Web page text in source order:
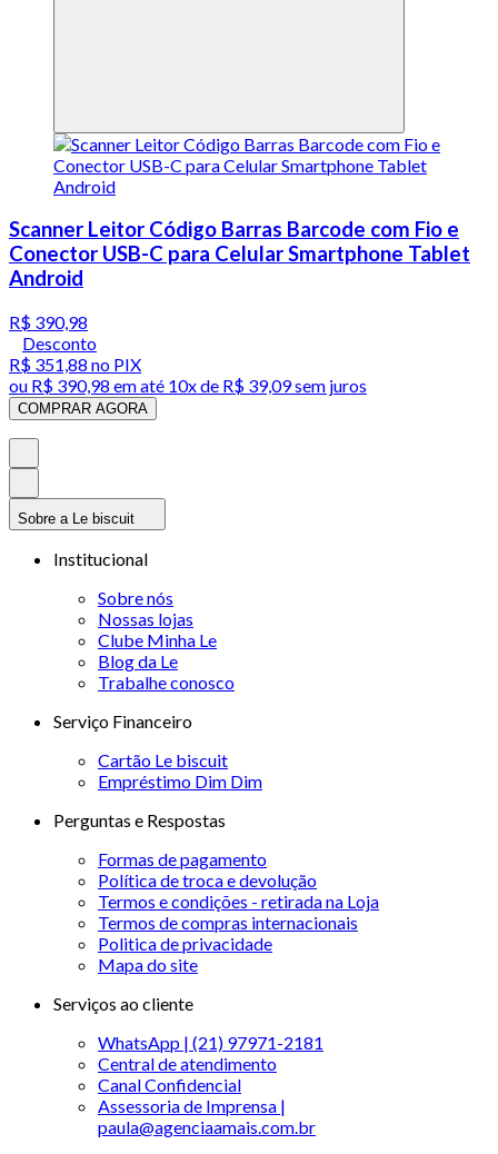
Scanner Leitor Código Barras Barcode com Fio e
Conector USB-C para Celular Smartphone Tablet
Android
R$ 390,98
Desconto
R$ 351,88 no PIX
ou R$ 390,98 em até 10x de R$ 39,09 sem juros
COMPRAR AGORA
Sobre a Le biscuit
Institucional
Sobre nós
Nossas lojas
Clube Minha Le
Blog da Le
Trabalhe conosco
Serviço Financeiro
Cartão Le biscuit
Empréstimo Dim Dim
Perguntas e Respostas
Formas de pagamento
Política de troca e devolução
Termos e condições - retirada na Loja
Termos de compras internacionais
Politica de privacidade
Mapa do site
Serviços ao cliente
WhatsApp | (21) 97971-2181
Central de atendimento
Canal Confidencial
Assessoria de Imprensa |
paula@agenciaamais.com.br